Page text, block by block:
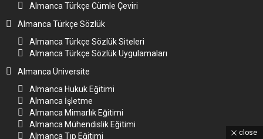
Almanca Türkçe Cümle Çeviri
Almanca Türkçe Sözlük
Almanca Türkçe Sözlük Siteleri
Almanca Türkçe Sözlük Uygulamaları
Almanca Üniversite
Almanca Hukuk Eğitimi
Almanca İşletme
Almanca Mimarlık Eğitimi
Almanca Mühendislik Eğitimi
Almanca Tıp Eğitimi
close